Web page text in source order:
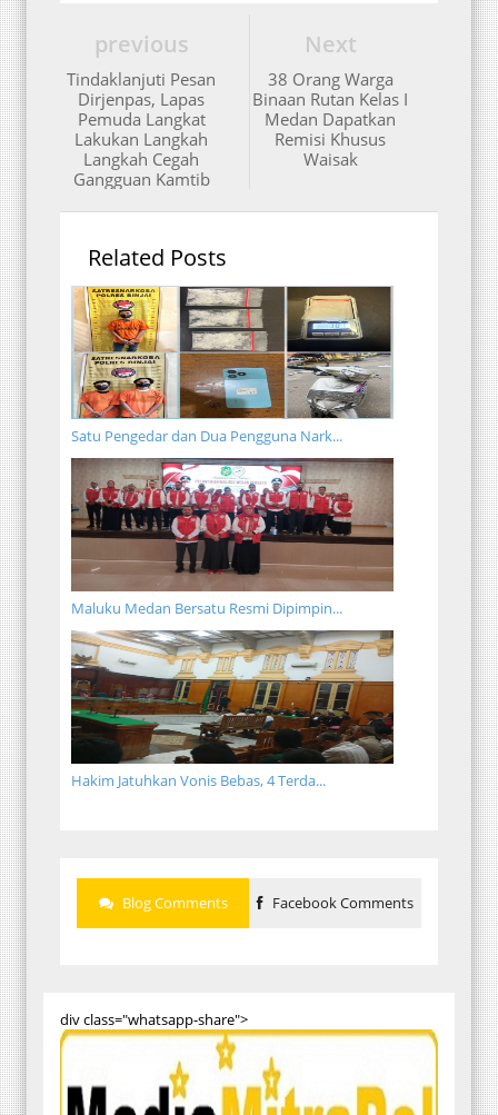
Next
38 Orang Warga
Binaan Rutan Kelas I
Medan Dapatkan
Remisi Khusus
Waisak
previous
Tindaklanjuti Pesan
Dirjenpas, Lapas
Pemuda Langkat
Lakukan Langkah
Langkah Cegah
Gangguan Kamtib
Related Posts
Satu Pengedar dan Dua Pengguna Nark...
Maluku Medan Bersatu Resmi Dipimpin...
Hakim Jatuhkan Vonis Bebas, 4 Terda...
Blog Comments Facebook Comments
div class="whatsapp-share">